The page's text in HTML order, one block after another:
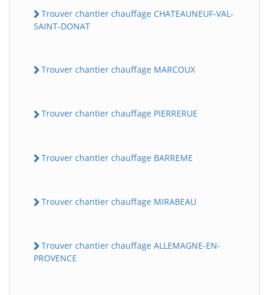
Trouver chantier chauffage CHATEAUNEUF-VAL-
SAINT-DONAT
Trouver chantier chauffage MARCOUX
Trouver chantier chauffage PIERRERUE
Trouver chantier chauffage BARREME
Trouver chantier chauffage MIRABEAU
Trouver chantier chauffage ALLEMAGNE-EN-
PROVENCE